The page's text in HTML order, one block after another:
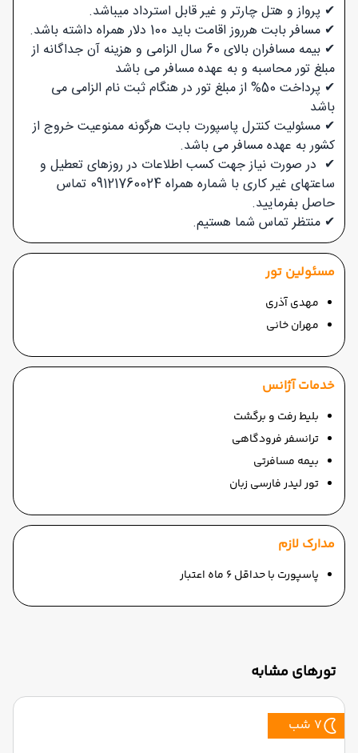
✔ پرواز و هتل چارتر و غیر قابل استرداد میباشد.
✔ مسافر بابت هرروز اقامت باید 100 دلار همراه داشته باشد.
✔ بیمه مسافران بالای 60 سال الزامی و هزینه آن جداگانه از
مبلغ تور محاسبه و به عهده مسافر می باشد
✔ پرداخت 50% از مبلغ تور در هنگام ثبت نام الزامی می
باشد
✔ مسئولیت کنترل پاسپورت بابت هرگونه ممنوعیت خروج از
کشور به عهده مسافر می باشد.
✔ در صورت نیاز جهت کسب اطلاعات در روزهای تعطیل و
ساعتهای غیر کاری با شماره همراه 09121760024 تماس
حاصل بفرمایید.
✔ منتظر تماس شما هستیم.
مسئولین تور
مهدی آذری
مهران خانی
خدمات آژانس
بلیط رفت و برگشت
ترانسفر فرودگاهی
بیمه مسافرتی
تور لیدر فارسی زبان
مدارک لازم
پاسپورت با حداقل 6 ماه اعتبار
تورهای مشابه
7 شب